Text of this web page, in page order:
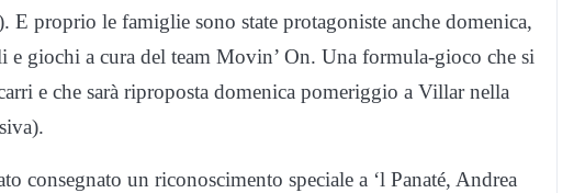
E proprio le famiglie sono state protagoniste anche domenica,
e giochi a cura del team Movin’ On. Una formula-gioco che si
e che sarà riproposta domenica pomeriggio a Villar nella
consegnato un riconoscimento speciale a ‘l Panaté, Andrea